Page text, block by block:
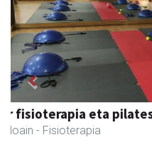
Andoaingo AEK
Andoain - Euskaltegiak
Previous